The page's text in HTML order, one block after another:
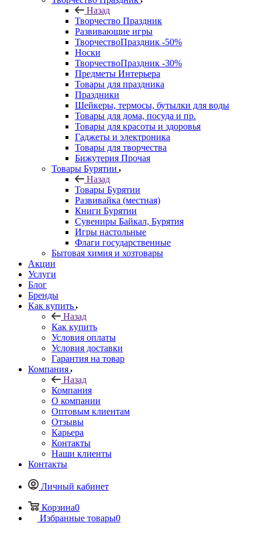
Назад
Творчество Праздник
Развивающие игры
ТворчествоПраздник -50%
Носки
ТворчествоПраздник -30%
Предметы Интерьера
Товары для праздника
Праздники
Шейкеры, термосы, бутылки для воды
Товары для дома, посуда и пр.
Товары для красоты и здоровья
Гаджеты и электроника
Товары для творчества
Бижутерия Прочая
Товары Бурятии
Назад
Товары Бурятии
Развивайка (местная)
Книги Бурятии
Сувениры Байкал, Бурятия
Игры настольные
Флаги государственные
Бытовая химия и хозтовары
Акции
Услуги
Блог
Бренды
Как купить
Назад
Как купить
Условия оплаты
Условия доставки
Гарантия на товар
Компания
Назад
Компания
О компании
Оптовым клиентам
Отзывы
Карьера
Контакты
Наши клиенты
Контакты
Личный кабинет
Корзина0
Избранные товары0